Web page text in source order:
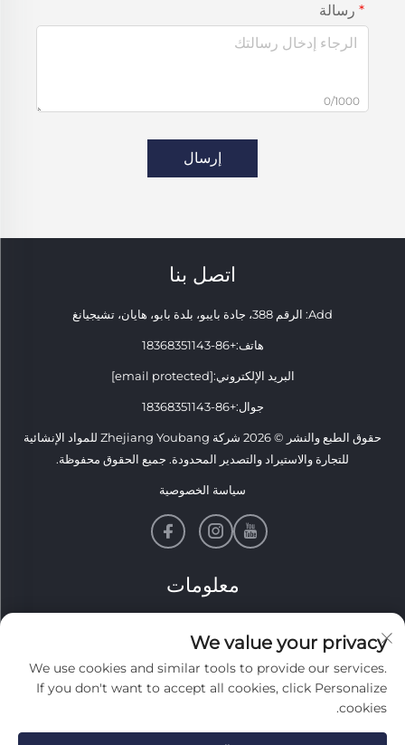
رسالة
0/1000
إرسال
اتصل بنا
Add: الرقم 388، جادة بايبو، بلدة بابو، هايان، تشيجيانغ
هاتف:+86-18368351143
البريد الإلكتروني:[email protected]
جوال:+86-18368351143
حقوق الطبع والنشر © 2026 شركة Zhejiang Youbang للمواد الإنشائية
للتجارة والاستيراد والتصدير المحدودة. جميع الحقوق محفوظة.
سياسة الخصوصية
معلومات
We value your privacy
We use cookies and similar tools to provide our services.
If you don't want to accept all cookies, click Personalize
cookies.